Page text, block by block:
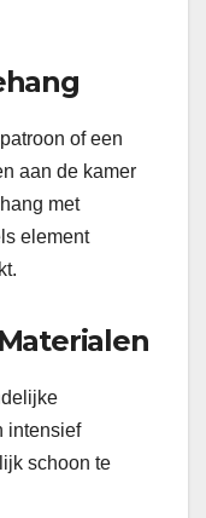
of een
aan de kamer
met
element
intensief
schoon te